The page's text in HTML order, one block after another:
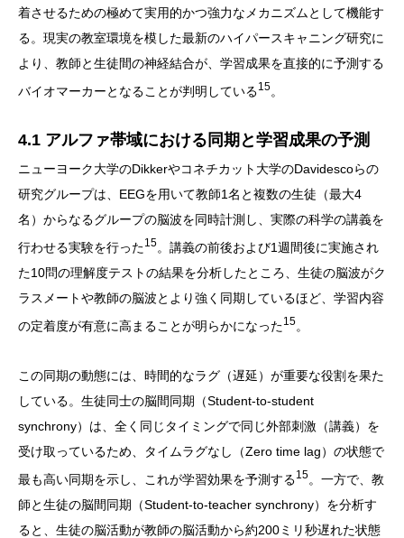
着させるための極めて実用的かつ強力なメカニズムとして機能す
る。現実の教室環境を模した最新のハイパースキャニング研究に
より、教師と生徒間の神経結合が、学習成果を直接的に予測する
バイオマーカーとなることが判明している15。
4.1 アルファ帯域における同期と学習成果の予測
ニューヨーク大学のDikkerやコネチカット大学のDavidescoらの
研究グループは、EEGを用いて教師1名と複数の生徒（最大4
名）からなるグループの脳波を同時計測し、実際の科学の講義を
行わせる実験を行った15。講義の前後および1週間後に実施され
た10問の理解度テストの結果を分析したところ、生徒の脳波がク
ラスメートや教師の脳波とより強く同期しているほど、学習内容
の定着度が有意に高まることが明らかになった15。
この同期の動態には、時間的なラグ（遅延）が重要な役割を果た
している。生徒同士の脳間同期（Student-to-student
synchrony）は、全く同じタイミングで同じ外部刺激（講義）を
受け取っているため、タイムラグなし（Zero time lag）の状態で
最も高い同期を示し、これが学習効果を予測する15。一方で、教
師と生徒の脳間同期（Student-to-teacher synchrony）を分析す
ると、生徒の脳活動が教師の脳活動から約200ミリ秒遅れた状態